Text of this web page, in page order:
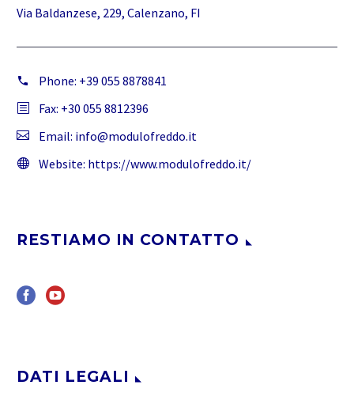
Via Baldanzese, 229, Calenzano, FI
Phone: +39 055 8878841
Fax: +30 055 8812396
Email: info@modulofreddo.it
Website: https://www.modulofreddo.it/
RESTIAMO IN CONTATTO
DATI LEGALI